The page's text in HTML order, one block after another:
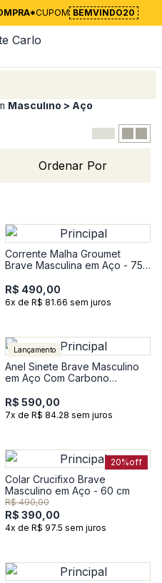
CUPOM BEMVINDO20
Masculino > Aço
Ordenar Por
Corrente Malha Groumet
Brave Masculina em Aço - 75
R$ 490,00
6x de R$ 81.66 sem juros
Lançamento
Anel Sinete Brave Masculino
em Aço Com Carbono
R$ 590,00
7x de R$ 84.28 sem juros
20%off
Colar Crucifixo Brave
Masculino em Aço - 60 cm
R$ 490,00
R$ 390,00
4x de R$ 97.5 sem juros